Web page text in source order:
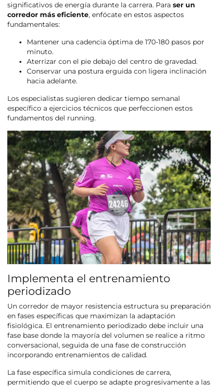
significativos de energía durante la carrera. Para ser un
corredor más eficiente, enfócate en estos aspectos
fundamentales:
Mantener una cadencia óptima de 170-180 pasos por
minuto.
Aterrizar con el pie debajo del centro de gravedad.
Conservar una postura erguida con ligera inclinación
hacia adelante.
Los especialistas sugieren dedicar tiempo semanal
específico a ejercicios técnicos que perfeccionen estos
fundamentos del running.
Implementa el entrenamiento
periodizado
Un corredor de mayor resistencia estructura su preparación
en fases específicas que maximizan la adaptación
fisiológica. El entrenamiento periodizado debe incluir una
fase base donde la mayoría del volumen se realice a ritmo
conversacional, seguida de una fase de construcción
incorporando entrenamientos de calidad.
La fase específica simula condiciones de carrera,
permitiendo que el cuerpo se adapte progresivamente a las